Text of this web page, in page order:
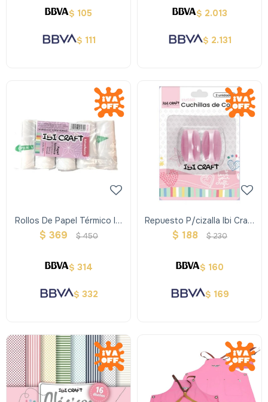
$ 105
$ 111
$ 2.013
$ 2.131
Rollos De Papel Térmico Ibi
Craft Set X 5 Autoadhesivo
$ 369 $450
$ 314
$ 332
Repuesto P/cizalla Ibi Craft
C/2 Cuchillas De Corte
$ 188 $230
$ 160
$ 169